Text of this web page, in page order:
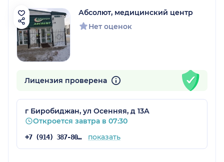
Абсолют, медицинский центр
Нет оценок
Лицензия проверена
г Биробиджан, ул Осенняя, д 13А
Откроется завтра в 07:30
+7 (914) 387-80-03 показать